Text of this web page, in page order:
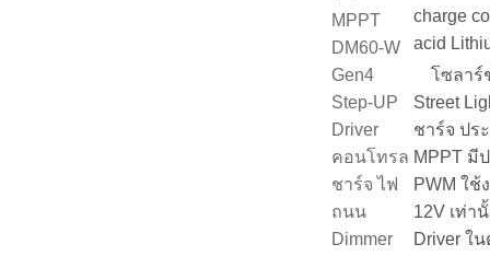
MPPT
DM60-W
Gen4
Step-UP
Driver
คอนโทรล
ชาร์จ ไฟ
ถนน
Dimmer
charge
acid
โซลาร์
Street
ชาร์จ ปร
MPPT มี
PWM ใช้
12V เท่า
Driver ใ